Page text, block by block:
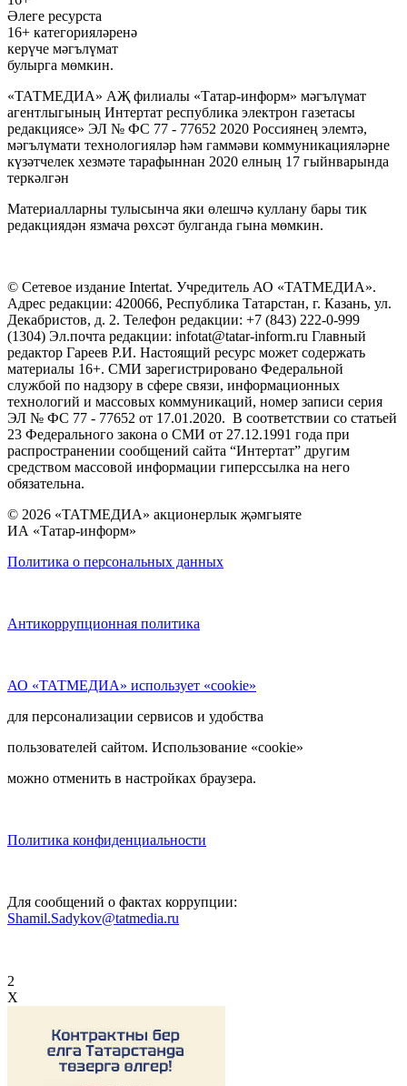
Әлеге ресурста
16+ категорияләренә
керүче мәгълүмат
булырга мөмкин.
«ТАТМЕДИА» АҖ филиалы «Татар-информ» мәгълүмат
агентлыгының Интертат республика электрон газетасы
редакциясе» ЭЛ № ФС 77 - 77652 2020 Россиянең элемтә,
мәгълүмати технологияләр һәм гаммәви коммуникацияләрне
күзәтчелек хезмәте тарафыннан 2020 елның 17 гыйнварында
теркәлгән
Материалларны тулысынча яки өлешчә куллану бары тик
редакциядән язмача рөхсәт булганда гына мөмкин.
© Сетевое издание Intertat. Учредитель АО «ТАТМЕДИА».
Адрес редакции: 420066, Республика Татарстан, г. Казань, ул.
Декабристов, д. 2. Телефон редакции: +7 (843) 222-0-999
(1304) Эл.почта редакции: infotat@tatar-inform.ru Главный
редактор Гареев Р.И. Настоящий ресурс может содержать
материалы 16+. СМИ зарегистрировано Федеральной
службой по надзору в сфере связи, информационных
технологий и массовых коммуникаций, номер записи серия
ЭЛ № ФС 77 - 77652 от 17.01.2020. В соответствии со статьей
23 Федерального закона о СМИ от 27.12.1991 года при
распространении сообщений сайта “Интертат” другим
средством массовой информации гиперссылка на него
обязательна.
© 2026 «ТАТМЕДИА» акционерлык җәмгыяте
ИА «Татар-информ»
Политика о персональных данных
Антикоррупционная политика
АО «ТАТМЕДИА» использует «cookie»
для персонализации сервисов и удобства
пользователей сайтом. Использование «cookie»
можно отменить в настройках браузера.
Политика конфиденциальности
Для сообщений о фактах коррупции:
Shamil.Sadykov@tatmedia.ru
2
X